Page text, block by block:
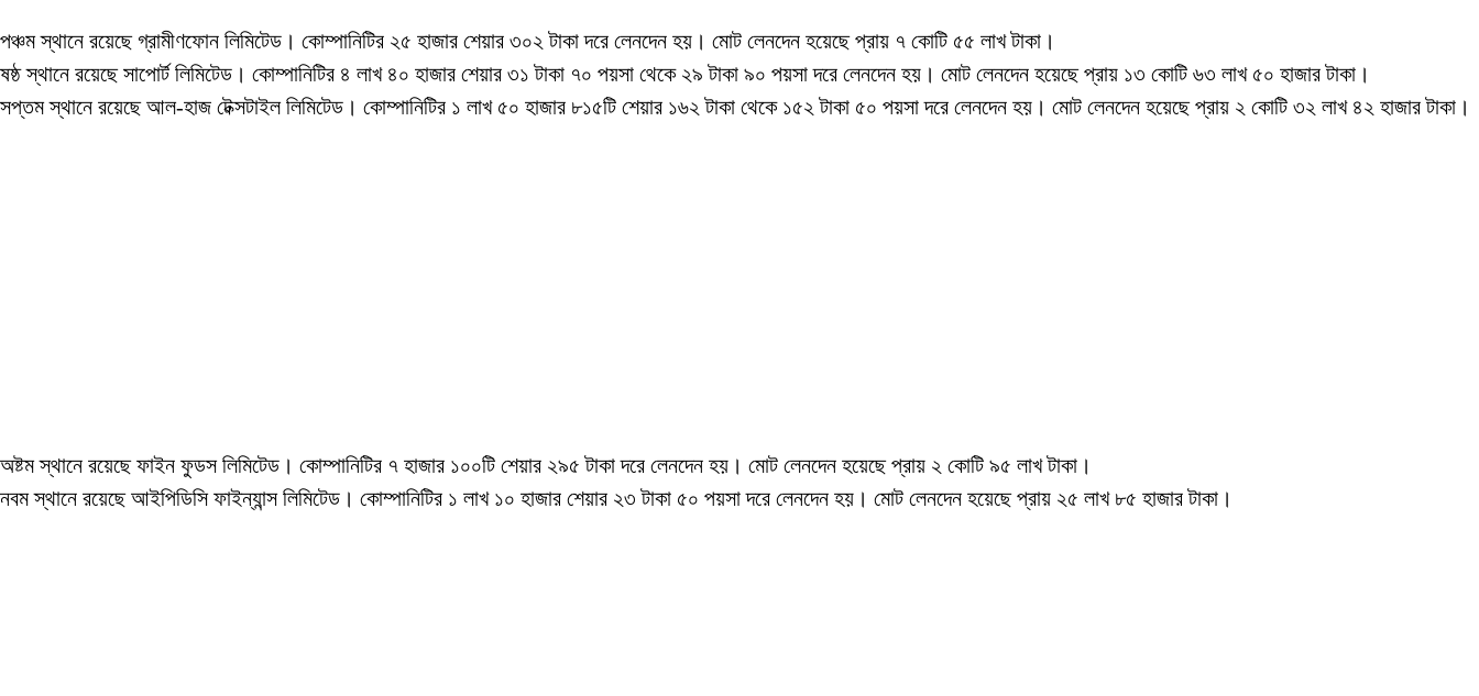
পঞ্চম স্থানে রয়েছে গ্রামীণফোন লিমিটেড। কোম্পানিটির ২৫ হাজার শেয়ার ৩০২ টাকা দরে লেনদেন হয়। মোট লেনদেন হয়েছে প্রায় ৭ কোটি ৫৫ লাখ টাকা।
ষষ্ঠ স্থানে রয়েছে সাপোর্ট লিমিটেড। কোম্পানিটির ৪ লাখ ৪০ হাজার শেয়ার ৩১ টাকা ৭০ পয়সা থেকে ২৯ টাকা ৯০ পয়সা দরে লেনদেন হয়। মোট লেনদেন হয়েছে প্রায় ১৩ কোটি ৬৩ লাখ ৫০ হাজার টাকা।
সপ্তম স্থানে রয়েছে আল-হাজ টেক্সটাইল লিমিটেড। কোম্পানিটির ১ লাখ ৫০ হাজার ৮১৫টি শেয়ার ১৬২ টাকা থেকে ১৫২ টাকা ৫০ পয়সা দরে লেনদেন হয়। মোট লেনদেন হয়েছে প্রায় ২ কোটি ৩২ লাখ ৪২ হাজার টাকা।
অষ্টম স্থানে রয়েছে ফাইন ফুডস লিমিটেড। কোম্পানিটির ৭ হাজার ১০০টি শেয়ার ২৯৫ টাকা দরে লেনদেন হয়। মোট লেনদেন হয়েছে প্রায় ২ কোটি ৯৫ লাখ টাকা।
নবম স্থানে রয়েছে আইপিডিসি ফাইন্যান্স লিমিটেড। কোম্পানিটির ১ লাখ ১০ হাজার শেয়ার ২৩ টাকা ৫০ পয়সা দরে লেনদেন হয়। মোট লেনদেন হয়েছে প্রায় ২৫ লাখ ৮৫ হাজার টাকা।